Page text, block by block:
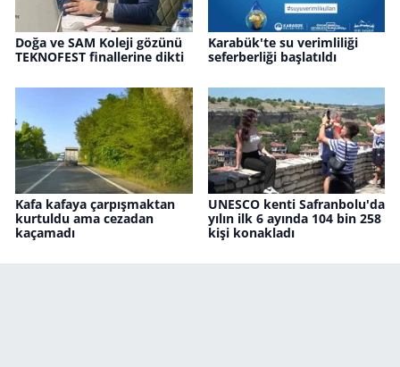
Doğa ve SAM Koleji gözünü
TEKNOFEST finallerine dikti
Karabük'te su verimliliği
seferberliği başlatıldı
Kafa kafaya çarpışmaktan
kurtuldu ama cezadan
kaçamadı
UNESCO kenti Safranbolu'da
yılın ilk 6 ayında 104 bin 258
kişi konakladı